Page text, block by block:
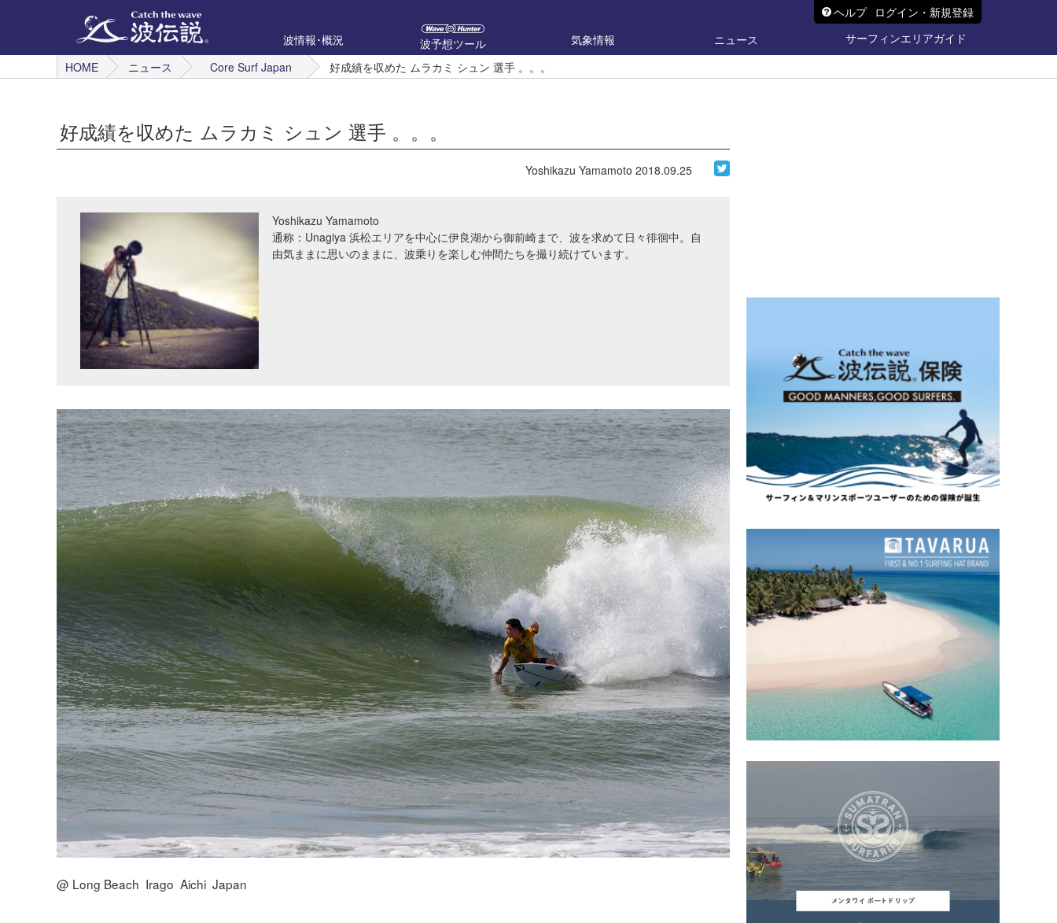
ヘルプ ログイン・新規登録
波情報･概況
波予想ツール 気象情報 ニュース
サーフィンエリアガイド
HOME
ニュース Core Surf Japan 好成績を収めた ムラカミ シュン 選手 。。。
好成績を収めた ムラカミ シュン 選手 。。。
Yoshikazu Yamamoto 2018.09.25
Yoshikazu Yamamoto
通称：Unagiya 浜松エリアを中心に伊良湖から御前崎まで、波を求めて日々徘徊中。自
由気ままに思いのままに、波乗りを楽しむ仲間たちを撮り続けています。
@ Long Beach Irago Aichi Japan